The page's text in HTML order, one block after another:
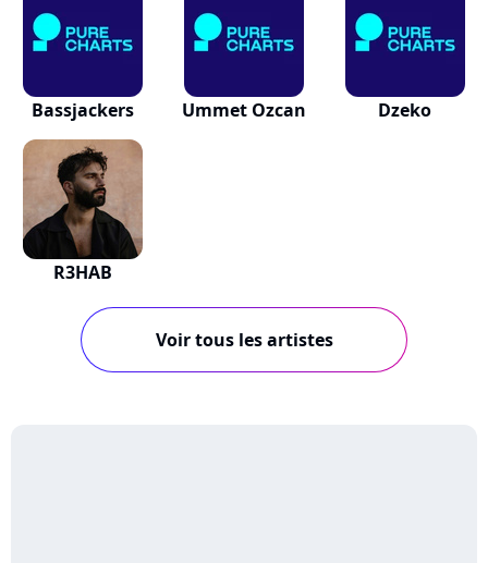
Bassjackers Ummet Ozcan Dzeko
R3HAB
Voir tous les artistes